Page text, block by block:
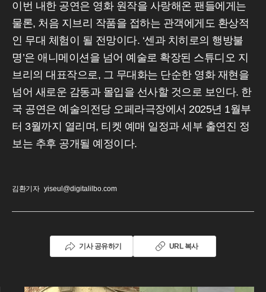
이번 내한 공연은 영화 원작을 사랑해온 팬들에게는
물론, 처음 지브리 작품을 접하는 관객에게도 환상적
인 무대 체험이 될 전망이다. ‘센과 치히로의 행방불
명’은 애니메이션을 넘어 예술로 확장된 스튜디오 지
브리의 대표작으로, 그 무대화는 단순한 영화 재현을
넘어 새로운 감동과 몰입을 선사할 것으로 보인다. 한
국 공연은 예술의전당 오페라극장에서 2025년 1월부
터 3월까지 열리며, 티켓 예매 일정과 세부 출연진 정
보는 추후 공개될 예정이다.
김환기자 yiseul@digitalilbo.com
기사 공유하기 URL 복사